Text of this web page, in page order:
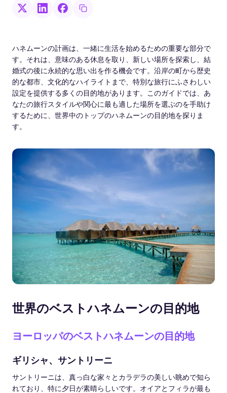
ハネムーンの計画は、一緒に生活を始めるための重要な部分で
す。それは、意味のある休息を取り、新しい場所を探索し、結
婚式の後に永続的な思い出を作る機会です。沿岸の町から歴史
的な都市、文化的なハイライトまで、特別な旅行にふさわしい
設定を提供する多くの目的地があります。このガイドでは、あ
なたの旅行スタイルや関心に最も適した場所を選ぶのを手助け
するために、世界中のトップのハネムーンの目的地を探りま
す。
世界のベストハネムーンの目的地
ヨーロッパのベストハネムーンの目的地
ギリシャ、サントリーニ
サントリーニは、真っ白な家々とカラデラの美しい眺めで知ら
れており、特に夕日が素晴らしいです。オイアとフィラが最も